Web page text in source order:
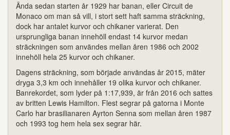
Ända sedan starten år 1929 har banan, eller Circuit de
Monaco om man så vill, i stort sett haft samma sträckning,
dock har antalet kurvor och chikaner varierat. Den
ursprungliga banan innehöll endast 14 kurvor medan
sträckningen som användes mellan åren 1986 och 2002
innehöll hela 25 kurvor och chikaner.
Dagens sträckning, som började användas år 2015, mäter
dryga 3,3 km och innehåller 19 olika kurvor och chikaner.
Banrekordet, som lyder på 1:17,939, är från 2016 och sattes
av britten Lewis Hamilton. Flest segrar på gatorna i Monte
Carlo har brasilianaren Ayrton Senna som mellan åren 1987
och 1993 tog hem hela sex segrar här.